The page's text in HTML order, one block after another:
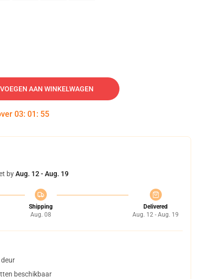
AAN WINKELWAGEN
03: 01 : 54
byAug. 12 - Aug. 19
Shipping
Aug. 08
Delivered
Aug. 12 - Aug. 19
beschikbaar